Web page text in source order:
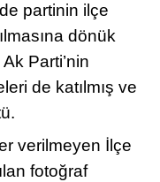
partinin ilçe
dönük
Parti’nin
de katılmış ve
verilmeyen İlçe
fotoğraf